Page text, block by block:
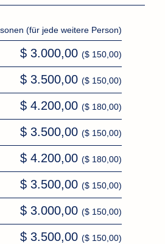
(für jede weitere Person)
$ 3.000,00($ 150,00)
$ 3.500,00($ 150,00)
$ 4.200,00($ 180,00)
$ 3.500,00($ 150,00)
$ 4.200,00($ 180,00)
$ 3.500,00($ 150,00)
$ 3.000,00($ 150,00)
$ 3.500,00($ 150,00)